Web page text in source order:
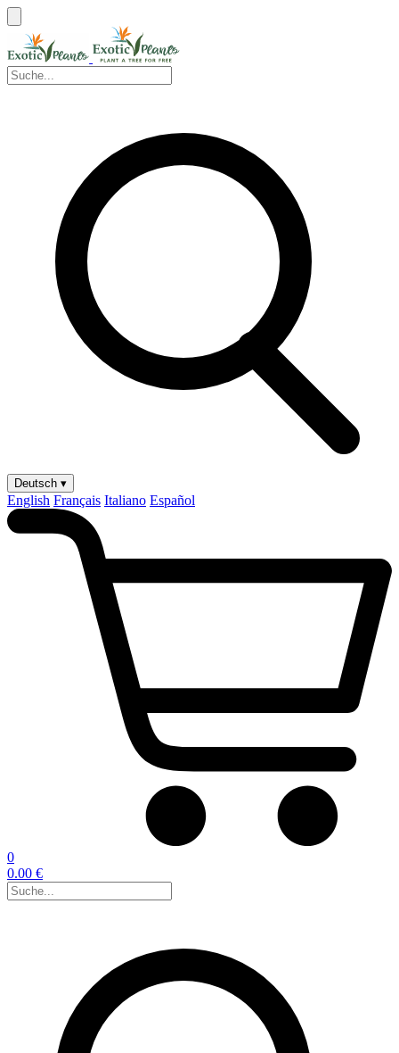
Deutsch ▾
English Français Italiano Español
0
0.00 €